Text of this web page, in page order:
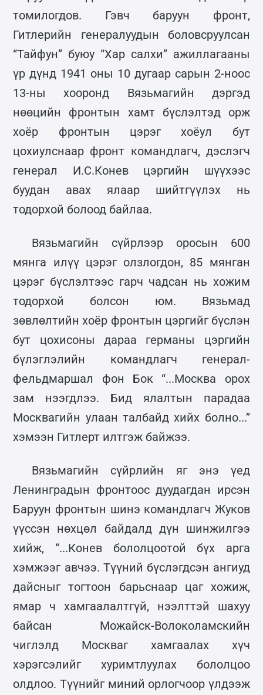
томилогдов. Гэвч баруун фронт,
Гитлерийн генералуудын боловсруулсан
“Тайфун” буюу “Хар салхи” ажиллагааны
үр дүнд 1941 оны 10 дугаар сарын 2-ноос
13-ны хооронд Вязьмагийн дэргэд
нөөцийн фронтын хамт бүслэлтэд орж
хоёр фронтын цэрэг хоёул бут
цохиулснаар фронт командлагч, дэслэгч
генерал И.С.Конев цэргийн шүүхээс
буудан авах ялаар шийтгүүлэх нь
тодорхой болоод байлаа.
Вязьмагийн сүйрлээр оросын 600
мянга илүү цэрэг олзлогдон, 85 мянган
цэрэг бүслэлтээс гарч чадсан нь хожим
тодорхой болсон юм. Вязьмад
зөвлөлтийн хоёр фронтын цэргийг бүслэн
бут цохисоны дараа германы цэргийн
бүлэглэлийн командлагч генерал-
фельдмаршал фон Бок “...Москва орох
зам нээгдлээ. Бид ялалтын парадаа
Москвагийн улаан талбайд хийх болно...”
хэмээн Гитлерт илтгэж байжээ.
Вязьмагийн сүйрлийн яг энэ үед
Ленинградын фронтоос дуудагдан ирсэн
Баруун фронтын шинэ командлагч Жуков
үүссэн нөхцөл байдалд дүн шинжилгээ
хийж, “...Конев бололцоотой бүх арга
хэмжээг авчээ. Түүний бүслэгдсэн ангиуд
дайсныг тогтоон барьснаар цаг хожиж,
ямар ч хамгаалалтгүй, нээлттэй шахуу
байсан Можайск-Волоколамскийн
чиглэлд Москваг хамгаалах хүч
хэрэгсэлийг хуримтлуулах бололцоо
олдлоо. Түүнийг миний орлогчоор үлдээж